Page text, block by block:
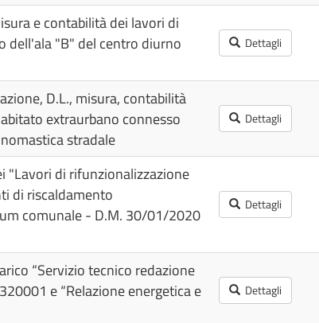
e contabilità dei lavori di
dell'ala "B" del centro diurno
Dettagli
D.L., misura, contabilità
extraurbano connesso
stradale
Dettagli
"Lavori di rifunzionalizzazione
di riscaldamento
comunale - D.M. 30/01/2020
Dettagli
“Servizio tecnico redazione
e “Relazione energetica e
Dettagli